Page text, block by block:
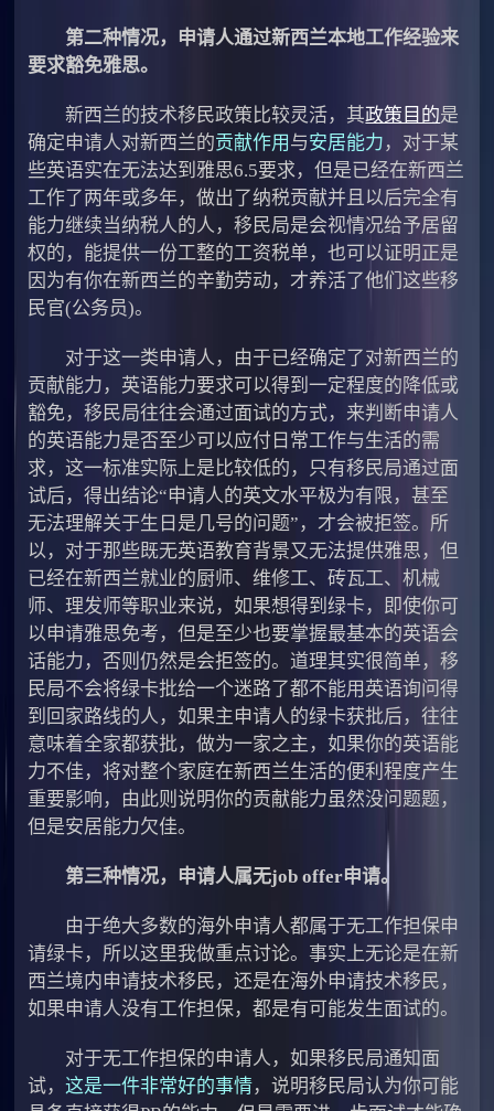
第二种情况，申请人通过新西兰本地工作经验来
要求豁免雅思。
新西兰的技术移民政策比较灵活，其政策目的是
确定申请人对新西兰的贡献作用 与安居能力 ，对于某
些英语实在无法达到雅思6.5要求，但是已经在新西兰
工作了两年或多年，做出了纳税贡献并且以后完全有
能力继续当纳税人的人，移民局是会视情况给予居留
权的，能提供一份工整的工资税单，也可以证明正是
因为有你在新西兰的辛勤劳动，才养活了他们这些移
民官(公务员)。
对于这一类申请人，由于已经确定了对新西兰的
贡献能力，英语能力要求可以得到一定程度的降低或
豁免，移民局往往会通过面试的方式，来判断申请人
的英语能力是否至少可以应付日常工作与生活的需
求，这一标准实际上是比较低的，只有移民局通过面
试后，得出结论“申请人的英文水平极为有限，甚至
无法理解关于生日是几号的问题”，才会被拒签。所
以，对于那些既无英语教育背景又无法提供雅思，但
已经在新西兰就业的厨师、维修工、砖瓦工、机械
师、理发师等职业来说，如果想得到绿卡，即使你可
以申请雅思免考，但是至少也要掌握最基本的英语会
话能力，否则仍然是会拒签的。道理其实很简单，移
民局不会将绿卡批给一个迷路了都不能用英语询问得
到回家路线的人，如果主申请人的绿卡获批后，往往
意味着全家都获批，做为一家之主，如果你的英语能
力不佳，将对整个家庭在新西兰生活的便利程度产生
重要影响，由此则说明你的贡献能力虽然没问题题，
但是安居能力欠佳。
第三种情况，申请人属无job offer申请。
由于绝大多数的海外申请人都属于无工作担保申
请绿卡，所以这里我做重点讨论。事实上无论是在新
西兰境内申请技术移民，还是在海外申请技术移民，
如果申请人没有工作担保，都是有可能发生面试的。
对于无工作担保的申请人，如果移民局通知面
试，这是一件非常好的事情，说明移民局认为你可能